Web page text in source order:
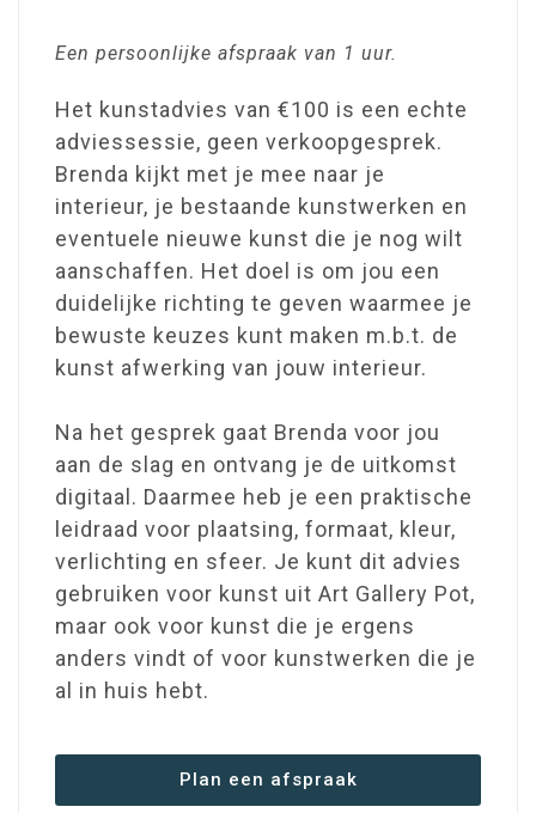
Een persoonlijke afspraak van 1 uur.
Het kunstadvies van €100 is een echte
adviessessie, geen verkoopgesprek.
Brenda kijkt met je mee naar je
interieur, je bestaande kunstwerken en
eventuele nieuwe kunst die je nog wilt
aanschaffen. Het doel is om jou een
duidelijke richting te geven waarmee je
bewuste keuzes kunt maken m.b.t. de
kunst afwerking van jouw interieur.
Na het gesprek gaat Brenda voor jou
aan de slag en ontvang je de uitkomst
digitaal. Daarmee heb je een praktische
leidraad voor plaatsing, formaat, kleur,
verlichting en sfeer. Je kunt dit advies
gebruiken voor kunst uit Art Gallery Pot,
maar ook voor kunst die je ergens
anders vindt of voor kunstwerken die je
al in huis hebt.
Plan een afspraak